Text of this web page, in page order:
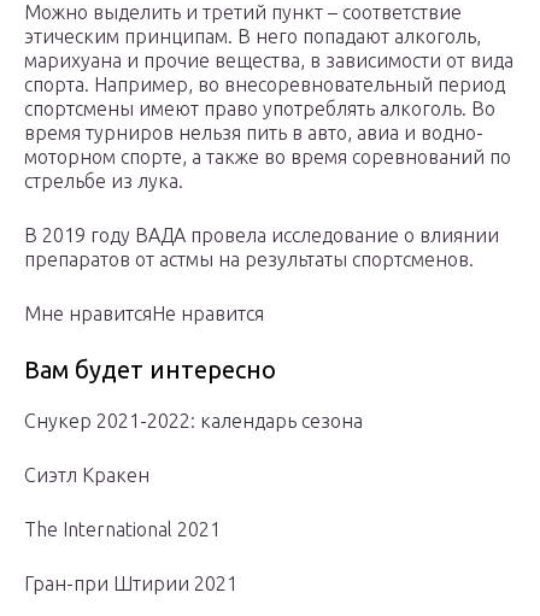
Можно выделить и третий пункт – соответствие
этическим принципам. В него попадают алкоголь,
марихуана и прочие вещества, в зависимости от вида
спорта. Например, во внесоревновательный период
спортсмены имеют право употреблять алкоголь. Во
время турниров нельзя пить в авто, авиа и водно-
моторном спорте, а также во время соревнований по
стрельбе из лука.
В 2019 году ВАДА провела исследование о влиянии
препаратов от астмы на результаты спортсменов.
Мне нравитсяНе нравится
Вам будет интересно
Снукер 2021-2022: календарь сезона
Сиэтл Кракен
The International 2021
Гран-при Штирии 2021